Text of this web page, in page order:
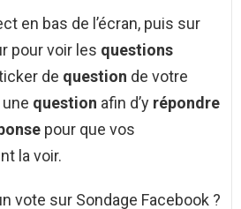
en bas de l’écran, puis sur
pour voir les questions
de question de votre
question afin d’y répondre
pour que vos
la voir.
vote sur Sondage Facebook ?